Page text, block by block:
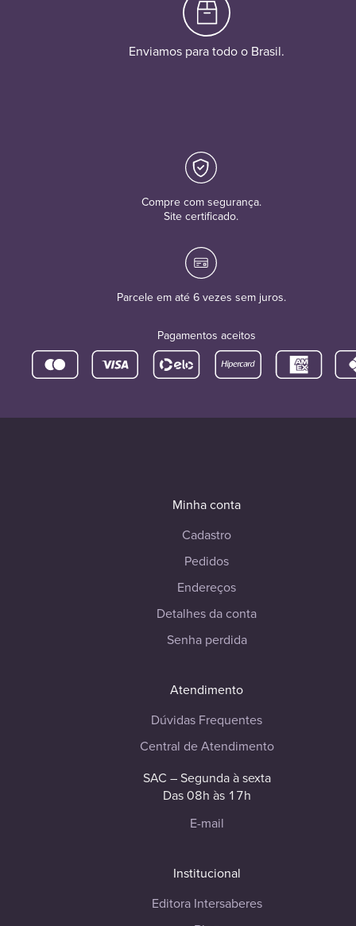
Enviamos para todo o Brasil.
Compre com segurança.
Site certificado.
Parcele em até 6 vezes sem juros.
Pagamentos aceitos
Minha conta
Cadastro
Pedidos
Endereços
Detalhes da conta
Senha perdida
Atendimento
Dúvidas Frequentes
Central de Atendimento
SAC – Segunda à sexta
Das 08h às 17h
E-mail
Institucional
Editora Intersaberes